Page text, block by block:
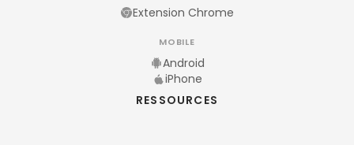
Extension Chrome
MOBILE
Android
iPhone
RESSOURCES